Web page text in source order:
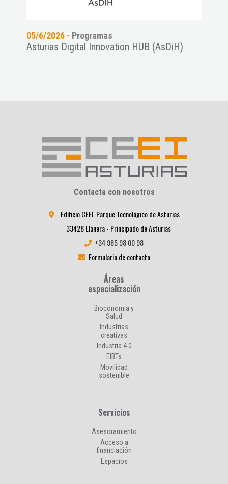
05/6/2026 - Programas
Asturias Digital Innovation HUB (AsDiH)
Contacta con nosotros
Edificio CEEI. Parque Tecnológico de Asturias
33428 Llanera - Principado de Asturias
+34 985 98 00 98
Formulario de contacto
Áreas
especialización
Bioconomía y
Salud
Industrias
creativas
Industria 4.0
EIBTs
Movilidad
sostenible
Servicios
Asesoramiento
Acceso a
financiación
Espacios